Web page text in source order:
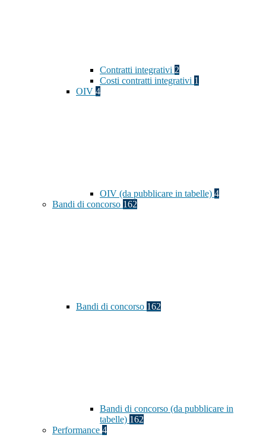
Contratti integrativi 2
Costi contratti integrativi 1
OIV 4
OIV (da pubblicare in tabelle) 4
Bandi di concorso 162
Bandi di concorso 162
Bandi di concorso (da pubblicare in
tabelle) 162
Performance 4